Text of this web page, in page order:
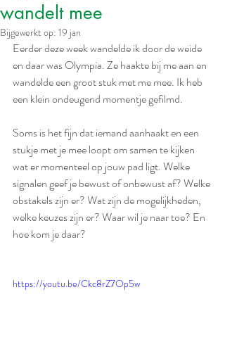
wandelt mee
Bijgewerkt op: 19 jan
Eerder deze week wandelde ik door de weide
en daar was Olympia. Ze haakte bij me aan en
wandelde een groot stuk met me mee. Ik heb
een klein ondeugend momentje gefilmd.
Soms is het fijn dat iemand aanhaakt en een
stukje met je mee loopt om samen te kijken
wat er momenteel op jouw pad ligt. Welke
signalen geef je bewust of onbewust af? Welke
obstakels zijn er? Wat zijn de mogelijkheden,
welke keuzes zijn er? Waar wil je naar toe? En
hoe kom je daar?
https://youtu.be/Ckc8rZ7Op5w